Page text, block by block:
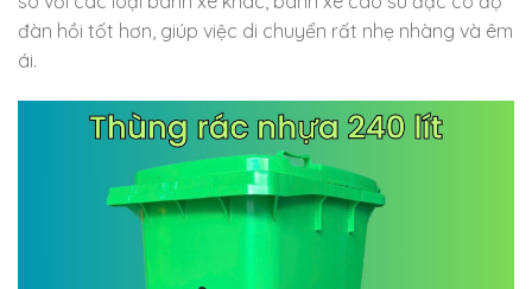
đàn hồi tốt hơn, giúp việc di chuyển rất nhẹ nhàng và êm
ái.